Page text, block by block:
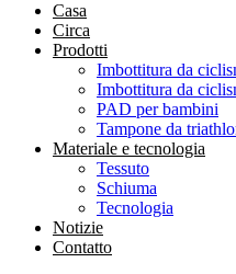
Casa
Circa
Prodotti
Imbottitura da
Imbottitura da
PAD per bambini
Tampone da
Materiale e tecnologia
Tessuto
Schiuma
Tecnologia
Notizie
Contatto